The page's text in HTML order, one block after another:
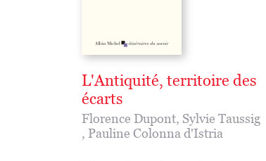
L'Antiquité, territoire des
écarts
Florence Dupont, Sylvie Taussig
, Pauline Colonna d'Istria